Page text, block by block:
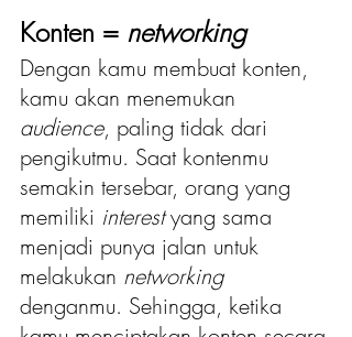
Konten = networking
Dengan kamu membuat konten,
kamu akan menemukan
audience, paling tidak dari
pengikutmu. Saat kontenmu
semakin tersebar, orang yang
memiliki interest yang sama
menjadi punya jalan untuk
melakukan networking
denganmu. Sehingga, ketika